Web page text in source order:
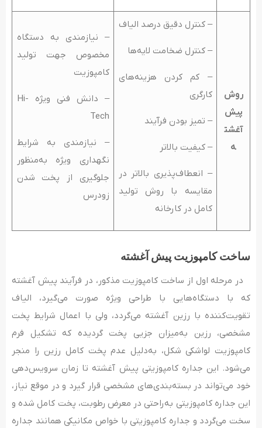
روش
پیش
آغشت
ه
– کنترل دقیق درصد الیاف
– کنترل ضخامت لایه‌ها
– کم کردن هزینه­‌های
کارگری
– تمیز بودن فرآیند
– کیفیت بالاتر
– انعطاف‌پذیری بالاتر در
مقایسه با روش تولید
کامل در کارخانه
– نیازمندی به دستگاه
مخصوص جهت تولید
کامپوزیت
– دانش فنی ویژه Hi-
Tech
– نیازمندی به شرایط
نگهداری ویژه به‌منظور
جلوگیری از پخت شدن
زودرس
ساخت کامپوزیت پیش آغشته
در مرحله اول از ساخت کامپوزیت مذکور، در فرآیند پیش آغشته
که با دستگاه‌هایی با طراحی ویژه صورت می­‌گیرد، الیاف
تقویت‌کننده با رزین آغشته می‌گردد، ولی با اعمال شرایط پخت
مشخصی، رزین به‌میزان جزیی پخت گردیده که تشکیل فرم
کامپوزیت لواشکی شکل، به‌دلیل عدم پخت کامل رزین را منجر
می‌شود. این جداره کامپوزیتی پیش آغشته تا زمان سرویس‌دهی
خود می­‌تواند در بسته‌بندی‌های مشخصی قرار گیرد و در موقع نیاز،
این جداره کامپوزیتی به‌راحتی در معرض رطوبت، پخت کامل شده و
سخت می‌گردد و جداره کامپوزیتی با خواص مکانیکی همانند جداره­‌